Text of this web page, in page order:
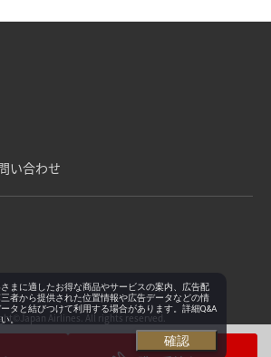
い合わせ
Airlines. All rights reserved.
まに適したお得な商品やサービスの案内、広告配
者から提供された位置情報や広告データなどの情
タと結びつけて利用する場合があります。詳細Q&A
。
確認